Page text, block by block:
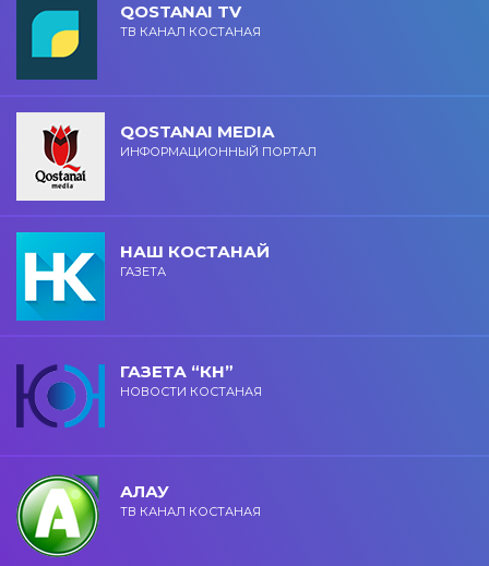
QOSTANAI TV
ТВ КАНАЛ КОСТАНАЯ
QOSTANAI MEDIA
ИНФОРМАЦИОННЫЙ ПОРТАЛ
НАШ КОСТАНАЙ
ГАЗЕТА
ГАЗЕТА “КН”
НОВОСТИ КОСТАНАЯ
АЛАУ
ТВ КАНАЛ КОСТАНАЯ